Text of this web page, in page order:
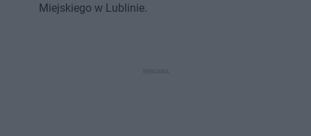
Miejskiego w Lublinie.